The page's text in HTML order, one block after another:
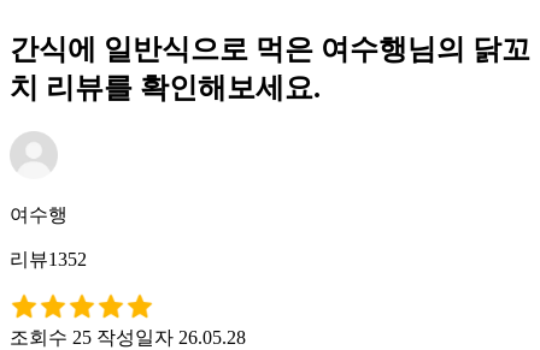
간식에 일반식으로 먹은 여수행님의 닭꼬
치 리뷰를 확인해보세요.
여수행
리뷰1352
조회수 25 작성일자 26.05.28